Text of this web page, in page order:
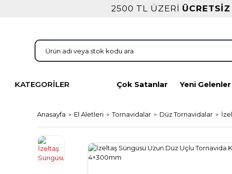
2500 TL ÜZERİ
KATEGORİLER Çok Satanlar Yeni Gelenler
Anasayfa El Aletleri Tornavidalar Düz Tornavidalar